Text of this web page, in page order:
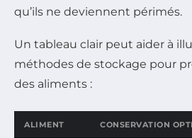
qu’ils ne deviennent périmés.
Un tableau clair peut aider à
méthodes de stockage pour
des aliments :
ALIMENT CONSERVATION